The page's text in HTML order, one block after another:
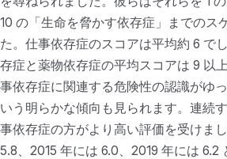
10 の「生命を脅かす依存症」までのス
た。仕事依存症のスコアは平均約 6 で
存症と薬物依存症の平均スコアは 9 以
事依存症に関連する危険性の認識がゆ
いう明らかな傾向も見られます。連続
事依存症の方がより高い評価を受けま
5.8、2015 年には 6.0、2019 年には 6.2